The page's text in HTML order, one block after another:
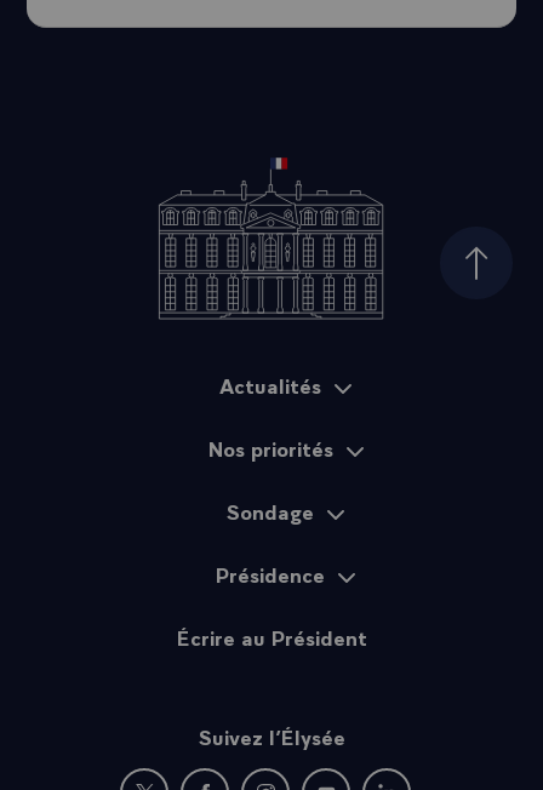
Haut
Actualités
Nos priorités
Sondage
Présidence
Écrire au Président
Suivez l’Élysée